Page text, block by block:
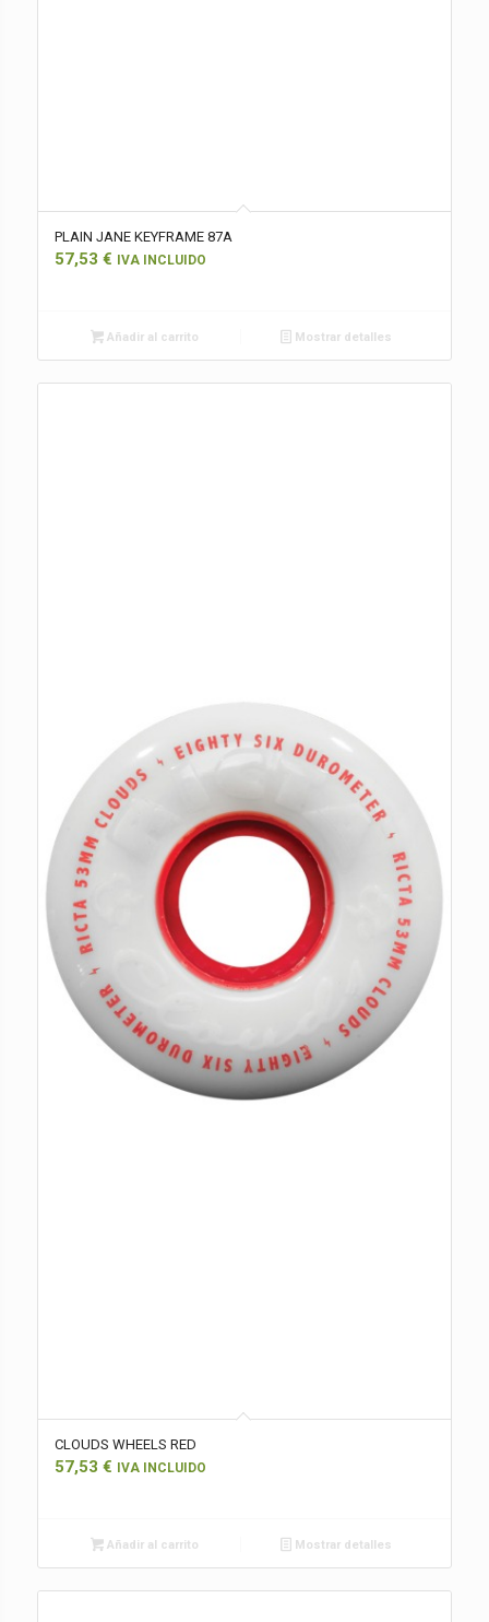
PLAIN JANE KEYFRAME 87A
57,53 € IVA INCLUIDO
Añadir al carrito Mostrar detalles
CLOUDS WHEELS RED
57,53 € IVA INCLUIDO
Añadir al carrito Mostrar detalles